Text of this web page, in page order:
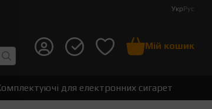
УкрРус
Мій кошик
для електронних сигарет